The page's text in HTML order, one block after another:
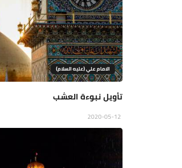
الامام علي (عليه السلام)
تأويل نبوءة العشب